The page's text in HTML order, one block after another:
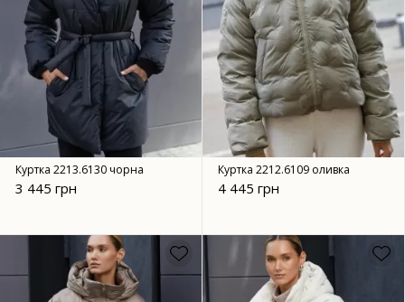
Куртка 2213.6130 чорна
3 445 грн
Куртка 2212.6109 оливка
4 445 грн